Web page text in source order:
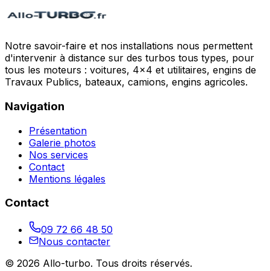
Notre savoir-faire et nos installations nous permettent
d'intervenir à distance sur des turbos tous types, pour
tous les moteurs : voitures, 4x4 et utilitaires, engins de
Travaux Publics, bateaux, camions, engins agricoles.
Navigation
Présentation
Galerie photos
Nos services
Contact
Mentions légales
Contact
09 72 66 48 50
Nous contacter
© 2026 Allo-turbo. Tous droits réservés.